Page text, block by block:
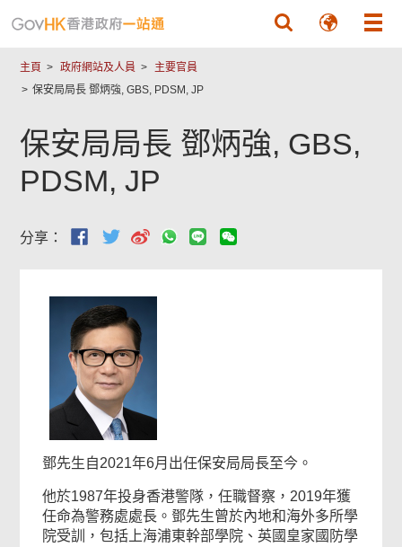
主頁 政府網站及人員
主要官員
保安局局長 鄧炳強, GBS, PDSM, JP
保安局局長 鄧炳強, GBS,
PDSM, JP
分享：
鄧先生自2021年6月出任保安局局長至今。
他於1987年投身香港警隊，任職督察，2019年獲
任命為警務處處長。鄧先生曾於內地和海外多所學
院受訓，包括上海浦東幹部學院、英國皇家國防學